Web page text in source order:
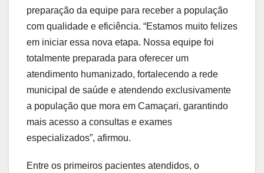
preparação da equipe para receber a população
com qualidade e eficiência. “Estamos muito felizes
em iniciar essa nova etapa. Nossa equipe foi
totalmente preparada para oferecer um
atendimento humanizado, fortalecendo a rede
municipal de saúde e atendendo exclusivamente
a população que mora em Camaçari, garantindo
mais acesso a consultas e exames
especializados”, afirmou.
Entre os primeiros pacientes atendidos, o